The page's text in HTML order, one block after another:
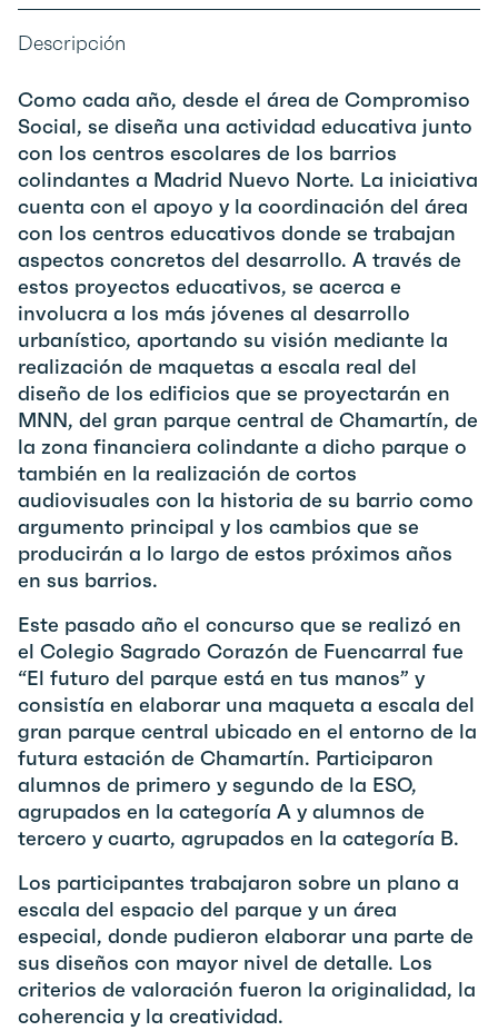
Descripción
Como cada año, desde el área de Compromiso
Social, se diseña una actividad educativa junto
con los centros escolares de los barrios
colindantes a Madrid Nuevo Norte. La iniciativa
cuenta con el apoyo y la coordinación del área
con los centros educativos donde se trabajan
aspectos concretos del desarrollo. A través de
estos proyectos educativos, se acerca e
involucra a los más jóvenes al desarrollo
urbanístico, aportando su visión mediante la
realización de maquetas a escala real del
diseño de los edificios que se proyectarán en
MNN, del gran parque central de Chamartín, de
la zona financiera colindante a dicho parque o
también en la realización de cortos
audiovisuales con la historia de su barrio como
argumento principal y los cambios que se
producirán a lo largo de estos próximos años
en sus barrios.
Este pasado año el concurso que se realizó en
el Colegio Sagrado Corazón de Fuencarral fue
“El futuro del parque está en tus manos” y
consistía en elaborar una maqueta a escala del
gran parque central ubicado en el entorno de la
futura estación de Chamartín. Participaron
alumnos de primero y segundo de la ESO,
agrupados en la categoría A y alumnos de
tercero y cuarto, agrupados en la categoría B.
Los participantes trabajaron sobre un plano a
escala del espacio del parque y un área
especial, donde pudieron elaborar una parte de
sus diseños con mayor nivel de detalle. Los
criterios de valoración fueron la originalidad, la
coherencia y la creatividad.